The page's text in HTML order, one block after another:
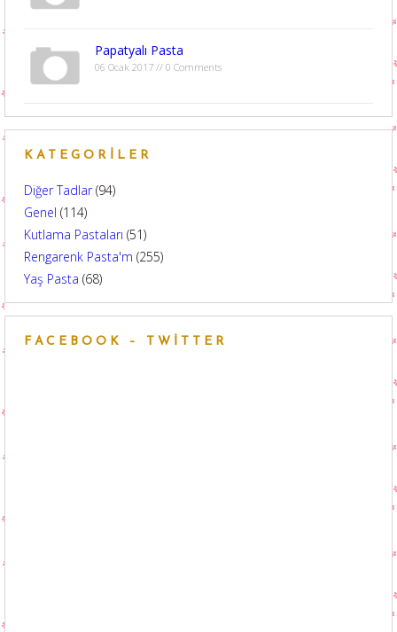
Papatyalı Pasta
06 Ocak 2017 // 0 Comments
KATEGORILER
Diğer Tadlar(94)
Genel (114)
Kutlama Pastaları (51)
Rengarenk Pasta'm (255)
Yaş Pasta (68)
FACEBOOK – TWITTER